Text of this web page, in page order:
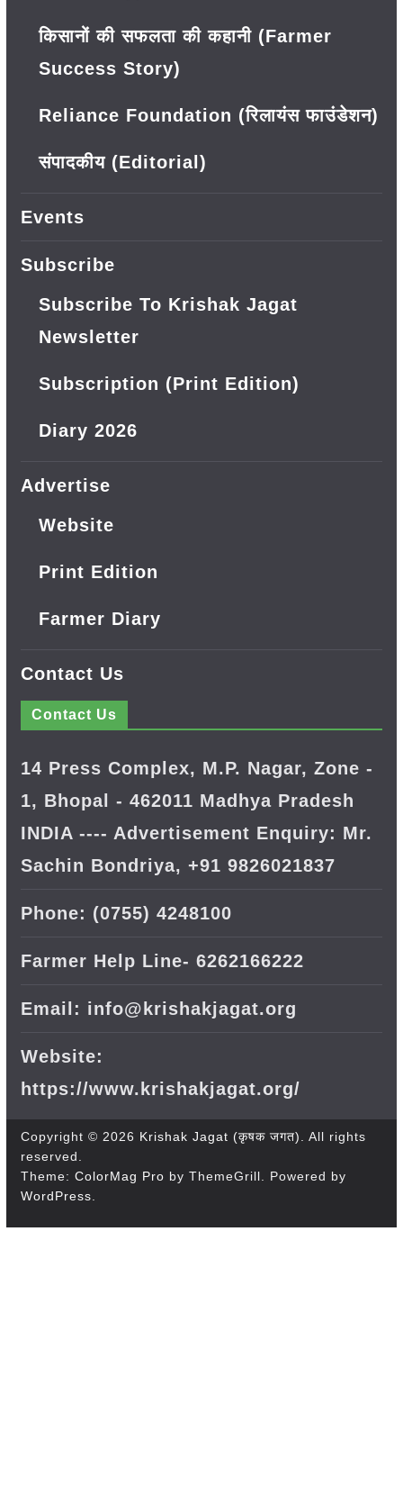
किसानों की सफलता की कहानी (Farmer
Success Story)
Reliance Foundation (रिलायंस फाउंडेशन)
संपादकीय (Editorial)
Events
Subscribe
Subscribe To Krishak Jagat
Newsletter
Subscription (Print Edition)
Diary 2026
Advertise
Website
Print Edition
Farmer Diary
Contact Us
Contact Us
14 Press Complex, M.P. Nagar, Zone -
1, Bhopal - 462011 Madhya Pradesh
INDIA ---- Advertisement Enquiry: Mr.
Sachin Bondriya, +91 9826021837
Phone: (0755) 4248100
Farmer Help Line- 6262166222
Email: info@krishakjagat.org
Website:
https://www.krishakjagat.org/
Copyright © 2026 Krishak Jagat (कृषक जगत)
. All rights
reserved.
Theme: ColorMag Pro by ThemeGrill. Powered by
WordPress